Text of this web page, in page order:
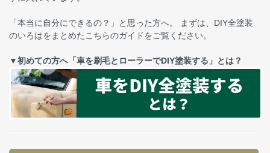
「本当に自分にできるの？」と思った方へ。 まずは、DIY全塗装
のいろはをまとめたこちらのガイドをご覧ください。
▼初めての方へ「車を刷毛とローラーでDIY塗装する」とは？